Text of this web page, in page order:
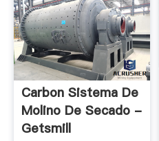
Carbon Sistema De
Molino De Secado -
Getsmill